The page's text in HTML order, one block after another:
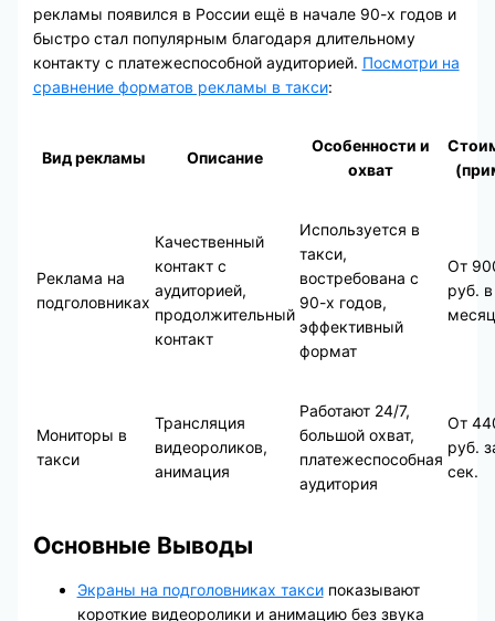
рекламы появился в России ещё в начале 90-х годов и
быстро стал популярным благодаря длительному
контакту с платежеспособной аудиторией. Посмотри на
сравнение форматов рекламы в такси:
Вид рекламы Описание
Особенности и
охват
Реклама на
подголовниках
Качественный
контакт с
аудиторией,
продолжительный
контакт
Используется в
такси,
востребована с
90-х годов,
эффективный
формат
От
руб. в
месяц
Мониторы в
такси
Трансляция
видеороликов,
анимация
Работают 24/7,
большой охват,
платежеспособная
аудитория
От
руб.
сек.
Основные Выводы
Экраны на подголовниках таксипоказывают
короткие видеоролики и анимацию без звука